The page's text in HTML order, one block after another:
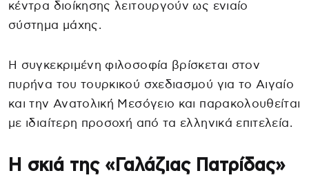
κέντρα διοίκησης λειτουργούν ως ενιαίο
σύστημα μάχης.
Η συγκεκριμένη φιλοσοφία βρίσκεται στον
πυρήνα του τουρκικού σχεδιασμού για το Αιγαίο
και την Ανατολική Μεσόγειο και παρακολουθείται
με ιδιαίτερη προσοχή από τα ελληνικά επιτελεία.
Η σκιά της «Γαλάζιας Πατρίδας»